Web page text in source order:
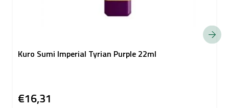
Kuro Sumi Imperial Tyrian Purple 22ml
€16,31